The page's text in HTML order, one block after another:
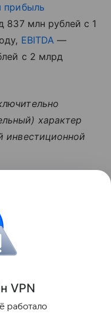
прибыль
837 млн рублей с 1
EBITDA —
с 2 млрд
характер
инвестиционной
собой
VPN
работало